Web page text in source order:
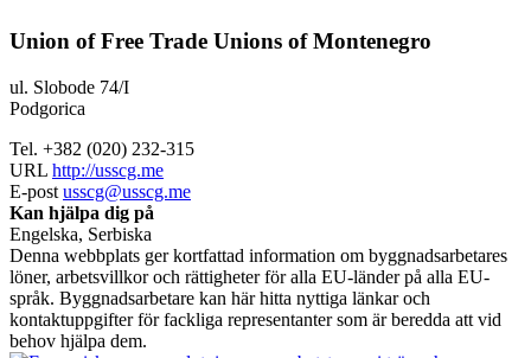
Union of Free Trade Unions of Montenegro
ul. Slobode 74/I
Podgorica
Tel. +382 (020) 232-315
URL http://usscg.me
E-post usscg@usscg.me
Kan hjälpa dig på
Engelska, Serbiska
Denna webbplats ger kortfattad information om byggnadsarbetares
löner, arbetsvillkor och rättigheter för alla EU-länder på alla EU-
språk. Byggnadsarbetare kan här hitta nyttiga länkar och
kontaktuppgifter för fackliga representanter som är beredda att vid
behov hjälpa dem.